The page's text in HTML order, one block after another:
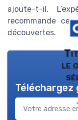
ajoute-t-il.
recommande
découvertes.
le